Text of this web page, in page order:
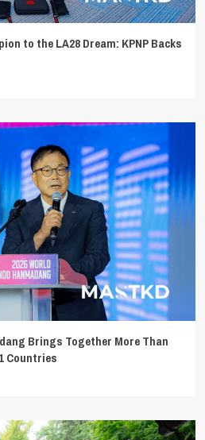
to the LA28 Dream: KPNP Backs
Brings Together More Than
Countries